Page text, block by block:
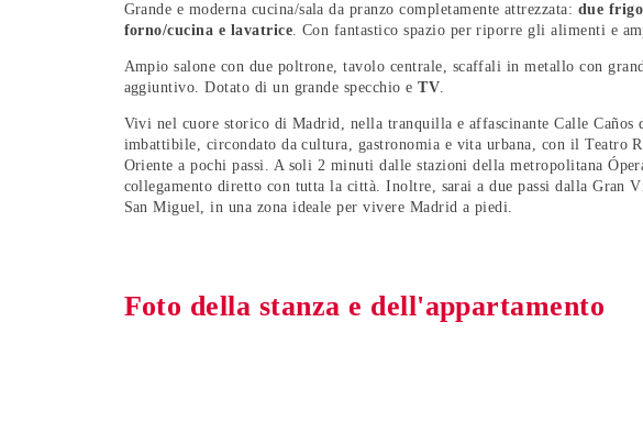
Grande e moderna cucina/sala da pranzo completamente attrezzata: due
forno/cucina e lavatrice. Con fantastico spazio per riporre gli alimenti e
Ampio salone con due poltrone, tavolo centrale, scaffali in metallo con
aggiuntivo. Dotato di un grande specchio eTV.
Vivi nel cuore storico di Madrid, nella tranquilla e affascinante Calle Caños
imbattibile, circondato da cultura, gastronomia e vita urbana, con il Teatro
Oriente a pochi passi. A soli 2 minuti dalle stazioni della metropolitana
collegamento diretto con tutta la città. Inoltre, sarai a due passi dalla Gran
San Miguel, in una zona ideale per vivere Madrid a piedi.
Foto della stanza e dell'appartamento